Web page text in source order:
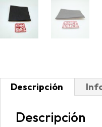
Descripción
Descripción